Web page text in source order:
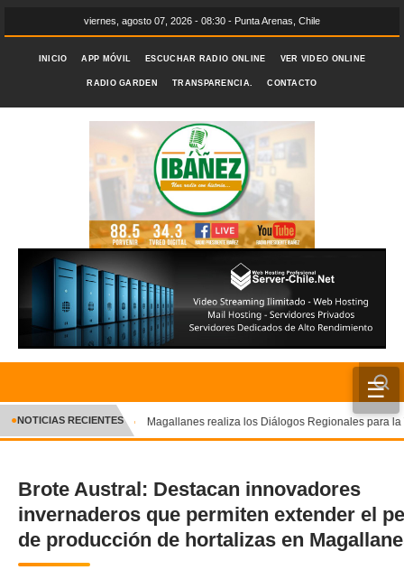
viernes, agosto 07, 2026 - 08:30 - Punta Arenas, Chile
INICIO APP MÓVIL ESCUCHAR RADIO ONLINE VER VIDEO ONLINE
RADIO GARDEN TRANSPARENCIA. CONTACTO
☰
INICIO
CRÓNICA
DEPORTES
ENTRETENIMIENTO Y CULTURA
✕
●NOTICIAS RECIENTES Magallanes realiza los Diálogos Regionales para la
Brote Austral: Destacan innovadores
invernaderos que permiten extender el
de producción de hortalizas en